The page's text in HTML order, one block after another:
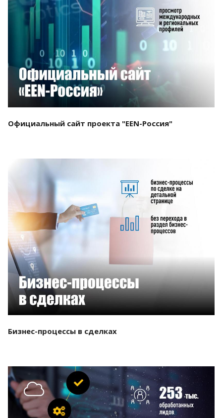
Смотреть проект
Официальный сайт проекта "EEN-Россия"
Бизнес-процессы в сделках